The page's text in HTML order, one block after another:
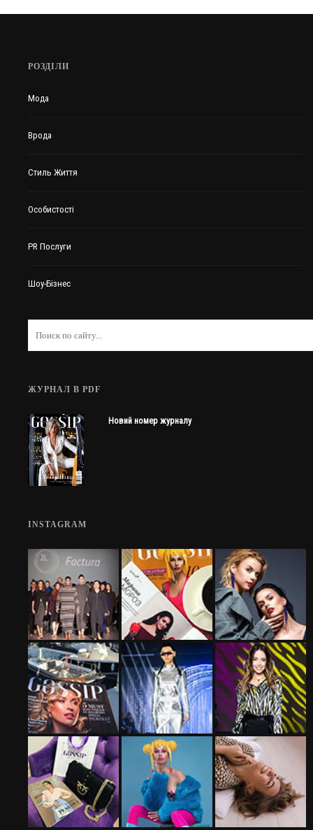
РОЗДІЛИ
Мода
Врода
Стиль Життя
Особистості
PR Послуги
Шоу-Бізнес
ЖУРНАЛ В PDF
Новий номер журналу
INSTAGRAM